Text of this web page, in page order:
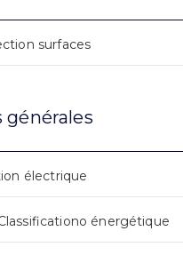
surfaces
générales
électrique
énergétique